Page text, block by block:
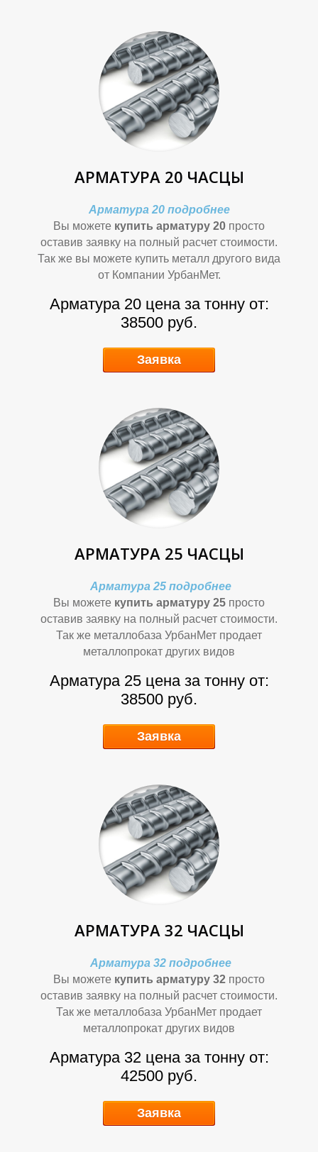
Л
Ь
Н
А
Я
АРМАТУРА 20 ЧАСЦЫ
Арматура 20 подробнее
Вы можете купить арматуру 20 просто
оставив заявку на полный расчет стоимости.
Так же вы можете купить металл другого вида
от Компании УрбанМет.
Арматура 20 цена за тонну от:
38500 руб.
Заявка
АРМАТУРА 25 ЧАСЦЫ
Арматура 25 подробнее
Вы можете купить арматуру 25 просто
оставив заявку на полный расчет стоимости.
Так же металлобаза УрбанМет продает
металлопрокат других видов
Арматура 25 цена за тонну от:
38500 руб.
Заявка
АРМАТУРА 32 ЧАСЦЫ
Арматура 32 подробнее
Вы можете купить арматуру 32 просто
оставив заявку на полный расчет стоимости.
Так же металлобаза УрбанМет продает
металлопрокат других видов
Арматура 32 цена за тонну от:
42500 руб.
Заявка
Л
Ь
Н
А
Я